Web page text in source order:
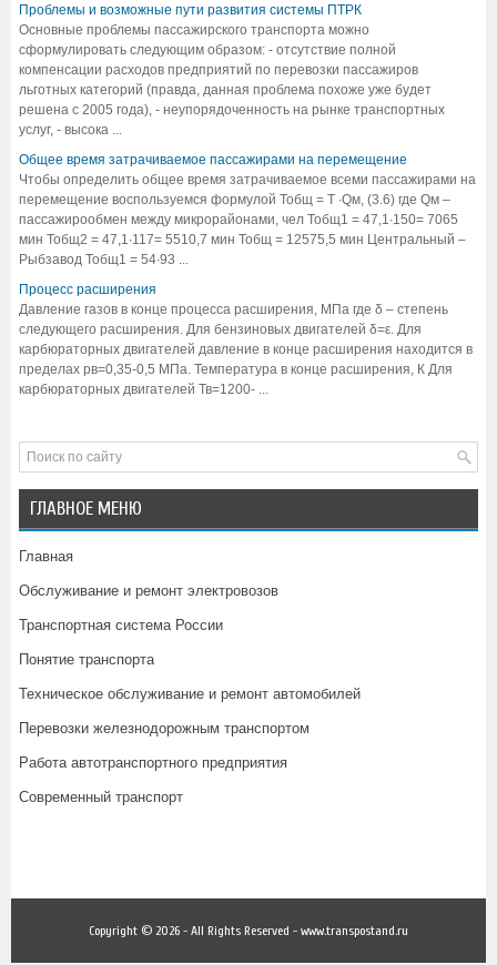
Проблемы и возможные пути развития системы ПТРК
Основные проблемы пассажирского транспорта можно
сформулировать следующим образом: - отсутствие полной
компенсации расходов предприятий по перевозки пассажиров
льготных категорий (правда, данная проблема похоже уже будет
решена с 2005 года), - неупорядоченность на рынке транспортных
услуг, - высока ...
Общее время затрачиваемое пассажирами на перемещение
Чтобы определить общее время затрачиваемое всеми пассажирами на
перемещение воспользуемся формулой Тобщ = Т ·Qм, (3.6) где Qм –
пассажирообмен между микрорайонами, чел Тобщ1 = 47,1·150= 7065
мин Тобщ2 = 47,1·117= 5510,7 мин Тобщ = 12575,5 мин Центральный –
Рыбзавод Тобщ1 = 54·93 ...
Процесс расширения
Давление газов в конце процесса расширения, МПа где δ – степень
следующего расширения. Для бензиновых двигателей δ=ε. Для
карбюраторных двигателей давление в конце расширения находится в
пределах рв=0,35-0,5 МПа. Температура в конце расширения, К Для
карбюраторных двигателей Тв=1200- ...
ГЛАВНОЕ МЕНЮ
Главная
Обслуживание и ремонт электровозов
Транспортная система России
Понятие транспорта
Техническое обслуживание и ремонт автомобилей
Перевозки железнодорожным транспортом
Работа автотранспортного предприятия
Современный транспорт
Copyright © 2026 - All Rights Reserved - www.transpostand.ru